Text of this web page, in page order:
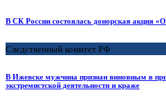
В СК России состоялась донорская акция
Следственный комитет РФ
В Ижевске мужчина признан виновным в
экстремистской деятельности и краже